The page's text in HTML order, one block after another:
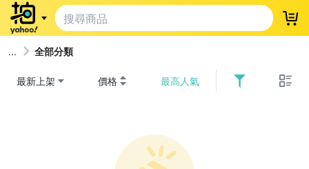
登
全部分類
最新上架 價格 最高人氣